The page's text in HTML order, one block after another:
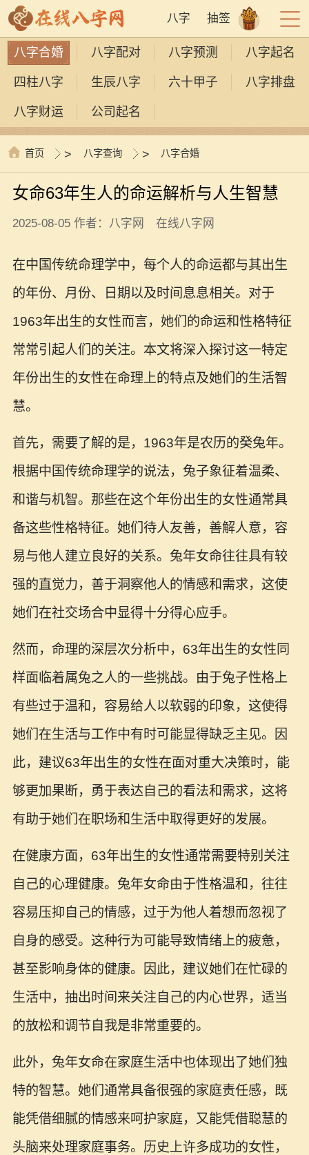
八字 抽签
八字合婚 八字配对 八字预测 八字起名
四柱八字 生辰八字 六十甲子 八字排盘
八字财运 公司起名
首页 > 八字查询 > 八字合婚
女命63年生人的命运解析与人生智慧
2025-08-05 作者：八字网 在线八字网
在中国传统命理学中，每个人的命运都与其出生
的年份、月份、日期以及时间息息相关。对于
1963年出生的女性而言，她们的命运和性格特征
常常引起人们的关注。本文将深入探讨这一特定
年份出生的女性在命理上的特点及她们的生活智
慧。
首先，需要了解的是，1963年是农历的癸兔年。
根据中国传统命理学的说法，兔子象征着温柔、
和谐与机智。那些在这个年份出生的女性通常具
备这些性格特征。她们待人友善，善解人意，容
易与他人建立良好的关系。兔年女命往往具有较
强的直觉力，善于洞察他人的情感和需求，这使
她们在社交场合中显得十分得心应手。
然而，命理的深层次分析中，63年出生的女性同
样面临着属兔之人的一些挑战。由于兔子性格上
有些过于温和，容易给人以软弱的印象，这使得
她们在生活与工作中有时可能显得缺乏主见。因
此，建议63年出生的女性在面对重大决策时，能
够更加果断，勇于表达自己的看法和需求，这将
有助于她们在职场和生活中取得更好的发展。
在健康方面，63年出生的女性通常需要特别关注
自己的心理健康。兔年女命由于性格温和，往往
容易压抑自己的情感，过于为他人着想而忽视了
自身的感受。这种行为可能导致情绪上的疲惫，
甚至影响身体的健康。因此，建议她们在忙碌的
生活中，抽出时间来关注自己的内心世界，适当
的放松和调节自我是非常重要的。
此外，兔年女命在家庭生活中也体现出了她们独
特的智慧。她们通常具备很强的家庭责任感，既
能凭借细腻的情感来呵护家庭，又能凭借聪慧的
头脑来处理家庭事务。历史上许多成功的女性，